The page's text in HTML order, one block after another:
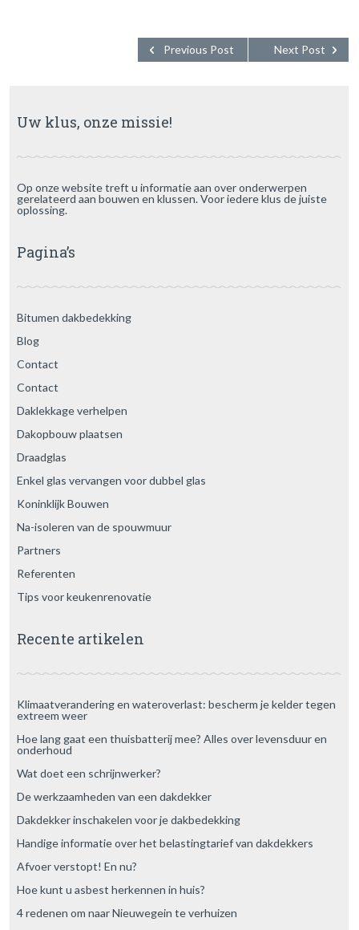
Next Post
Previous Post
Uw klus, onze missie!
Op onze website treft u informatie aan over onderwerpen
gerelateerd aan bouwen en klussen. Voor iedere klus de juiste
oplossing.
Pagina’s
Bitumen dakbedekking
Blog
Contact
Contact
Daklekkage verhelpen
Dakopbouw plaatsen
Draadglas
Enkel glas vervangen voor dubbel glas
Koninklijk Bouwen
Na-isoleren van de spouwmuur
Partners
Referenten
Tips voor keukenrenovatie
Recente artikelen
Klimaatverandering en wateroverlast: bescherm je kelder tegen
extreem weer
Hoe lang gaat een thuisbatterij mee? Alles over levensduur en
onderhoud
Wat doet een schrijnwerker?
De werkzaamheden van een dakdekker
Dakdekker inschakelen voor je dakbedekking
Handige informatie over het belastingtarief van dakdekkers
Afvoer verstopt! En nu?
Hoe kunt u asbest herkennen in huis?
4 redenen om naar Nieuwegein te verhuizen